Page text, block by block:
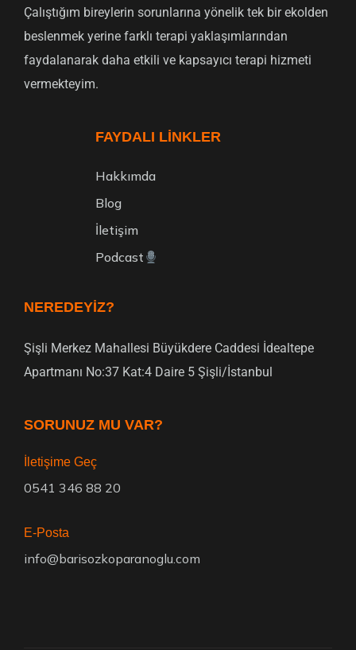
Çalıştığım bireylerin sorunlarına yönelik tek bir ekolden
beslenmek yerine farklı terapi yaklaşımlarından
faydalanarak daha etkili ve kapsayıcı terapi hizmeti
vermekteyim.
FAYDALI LINKLER
Hakkımda
Blog
İletişim
Podcast
NEREDEYIZ?
Şişli Merkez Mahallesi Büyükdere Caddesi İdealtepe
Apartmanı No:37 Kat:4 Daire 5 Şişli/İstanbul
SORUNUZ MU VAR?
İletişime Geç
0541 346 88 20
E-Posta
info@barisozkoparanoglu.com